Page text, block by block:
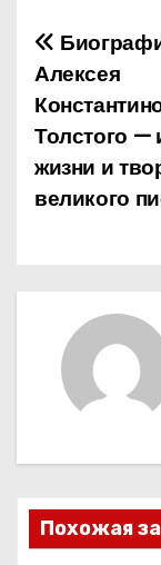
Н
а
в
и
а
п
о
Алексея
Толстого —
жизни и
великого
Похожая